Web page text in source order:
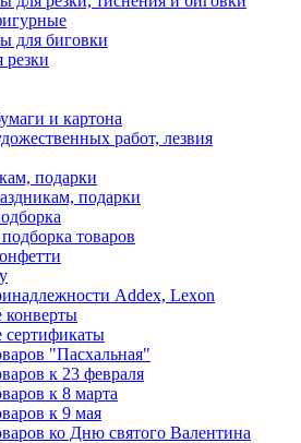
для биговки
резки
и картона
работ, лезвия
подарки
подарки
товаров
Addex, Lexon
"Пасхальная"
к 23 февраля
к 8 марта
к 9 мая
ко Дню святого Валентина